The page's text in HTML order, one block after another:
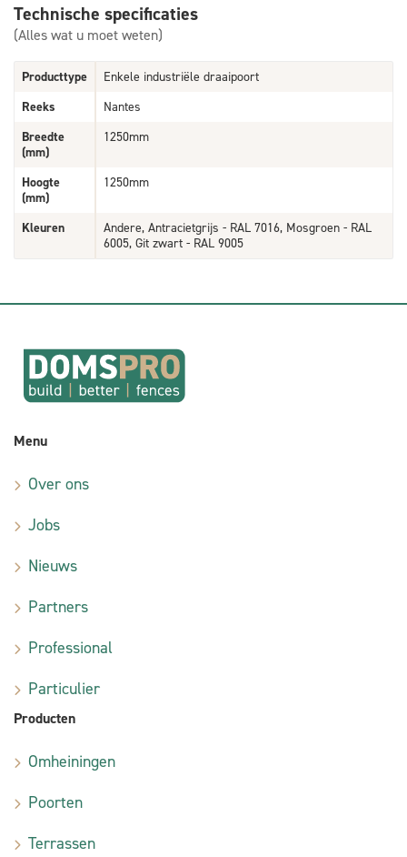
Technische specificaties
(Alles wat u moet weten)
Producttype
Enkele industriële draaipoort
Reeks
Nantes
Breedte
(mm)
1250mm
Hoogte
(mm)
1250mm
Kleuren
Andere, Antracietgrijs - RAL 7016, Mosgroen - RAL
6005, Git zwart - RAL 9005
Menu
Over ons
Jobs
Nieuws
Partners
Professional
Particulier
Producten
Omheiningen
Poorten
Terrassen